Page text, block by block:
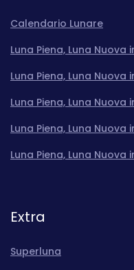
Calendario Lunare
Luna Piena, Luna Nuova
Luna Piena, Luna Nuova
Luna Piena, Luna Nuova
Luna Piena, Luna Nuova
Luna Piena, Luna
Extra
Superluna